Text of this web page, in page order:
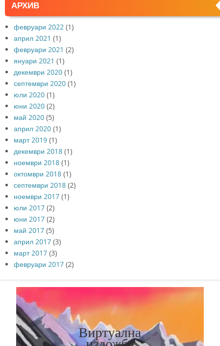
АРХИВ
февруари 2022 (1)
април 2021 (1)
февруари 2021 (2)
януари 2021 (1)
декември 2020 (1)
септември 2020 (1)
юли 2020 (1)
юни 2020 (2)
май 2020 (5)
април 2020 (1)
март 2019 (1)
декември 2018 (1)
ноември 2018 (1)
октомври 2018 (1)
септември 2018 (2)
ноември 2017 (1)
юли 2017 (2)
юни 2017 (2)
май 2017 (5)
април 2017 (3)
март 2017 (3)
февруари 2017 (2)
Виртуална